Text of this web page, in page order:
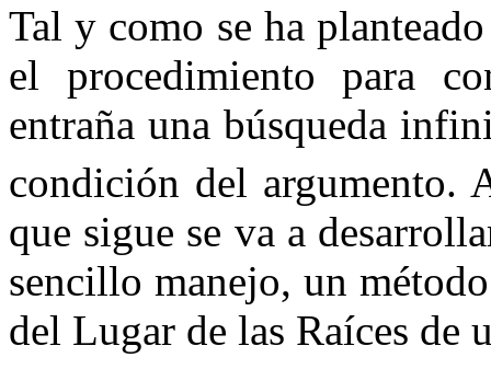
Tal y como se ha
el procedimiento para
entraña una búsqueda
condición del argumento.
que sigue se va a
sencillo manejo, un
del Lugar de las Raíces de